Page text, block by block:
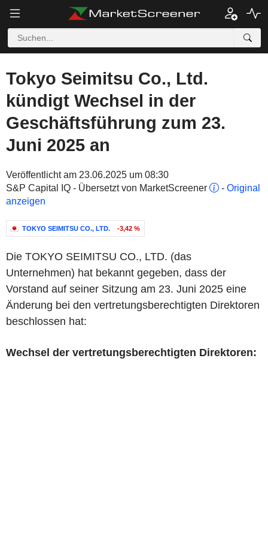
Tokyo Seimitsu Co., Ltd.
kündigt Wechsel in der
Geschäftsführung zum 23.
Juni 2025 an
Veröffentlicht am 23.06.2025 um 08:30
S&P Capital IQ - Übersetzt von MarketScreener
- Original
anzeigen
TOKYO SEIMITSU CO., LTD. -3,42 %
Die TOKYO SEIMITSU CO., LTD. (das
Unternehmen) hat bekannt gegeben, dass der
Vorstand auf seiner Sitzung am 23. Juni 2025 eine
Änderung bei den vertretungsberechtigten Direktoren
beschlossen hat:
Wechsel der vertretungsberechtigten Direktoren: